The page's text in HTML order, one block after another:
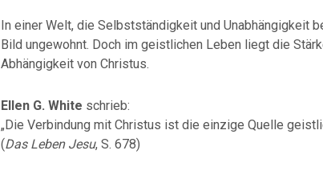
In einer Welt, die Selbstständigkeit und Unabhängigkeit
Bild ungewohnt. Doch im geistlichen Leben liegt die
Abhängigkeit von Christus.
Ellen G. White schrieb:
„Die Verbindung mit Christus ist die einzige Quelle
(Das Leben Jesu, S. 678)